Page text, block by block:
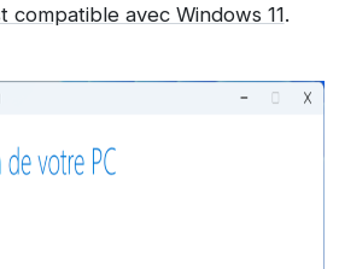
compatible avec Windows 11.